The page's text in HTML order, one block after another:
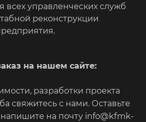
управленческих служб
реконструкции
на нашем сайте:
разработки проекта
свяжитесь с нами. Оставьте
напишите на почту info@kfmk-